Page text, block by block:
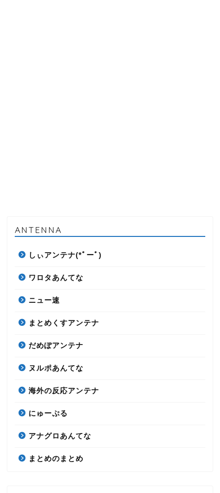
ANTENNA
しぃアンテナ(*ﾟーﾟ)
ワロタあんてな
ニュー速
まとめくすアンテナ
だめぽアンテナ
ヌルポあんてな
海外の反応アンテナ
にゅーぷる
アナグロあんてな
まとめのまとめ